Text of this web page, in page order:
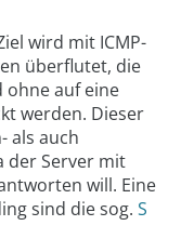
wird mit ICMP-
überflutet, die
ohne auf eine
werden. Dieser
als auch
der Server mit
will. Eine
sind die sog. S